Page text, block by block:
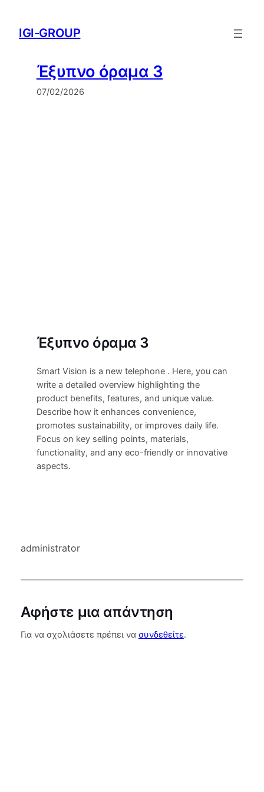
περιεχόμενο
IGI-GROUP
Έξυπνο όραμα 3
07/02/2026
Έξυπνο όραμα 3
Smart Vision is a new telephone . Here, you can
write a detailed overview highlighting the
product benefits, features, and unique value.
Describe how it enhances convenience,
promotes sustainability, or improves daily life.
Focus on key selling points, materials,
functionality, and any eco-friendly or innovative
aspects.
administrator
Αφήστε μια απάντηση
Για να σχολιάσετε πρέπει να συνδεθείτε.